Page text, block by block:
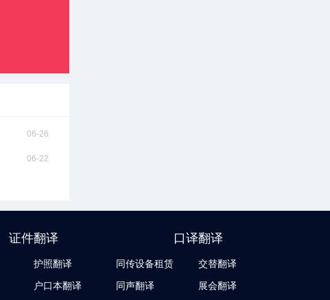
06-26
06-22
证件翻译
护照翻译
户口本翻译
口译翻译
同传设备租赁
交替翻译
同声翻译
展会翻译